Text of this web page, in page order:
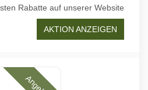
Rabatte auf unserer Website
AKTION ANZEIGEN